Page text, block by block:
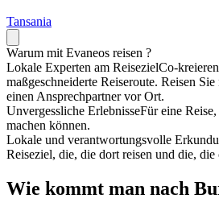
Tansania
Warum mit Evaneos reisen ?
Lokale Experten am ReisezielCo-
maßgeschneiderte Reiseroute. Reisen
einen Ansprechpartner vor Ort.
Unvergessliche ErlebnisseFür eine
machen können.
Lokale und verantwortungsvolle
Reiseziel, die, die dort reisen und die, die
Wie kommt man nach